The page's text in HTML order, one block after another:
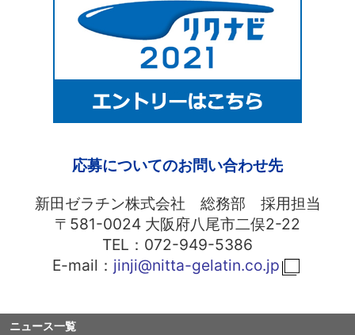
ニュース一覧
応募についてのお問い合わせ先
新田ゼラチン株式会社 総務部 採用担当
〒581-0024 大阪府八尾市二俣2-22
TEL：072-949-5386
E-mail： jinji@nitta-gelatin.co.jp
中文 アクセス